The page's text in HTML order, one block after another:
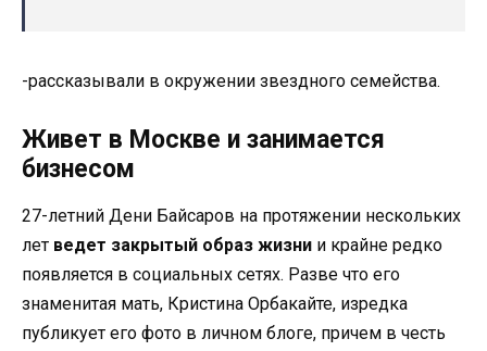
-рассказывали в окружении звездного семейства.
Живет в Москве и занимается
бизнесом
27-летний Дени Байсаров на протяжении нескольких
лет ведет закрытый образ жизни и крайне редко
появляется в социальных сетях. Разве что его
знаменитая мать, Кристина Орбакайте, изредка
публикует его фото в личном блоге, причем в честь